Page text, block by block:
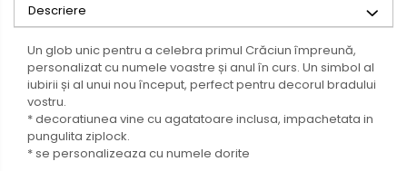
Descriere
Un glob unic pentru a celebra primul Crăciun împreună,
personalizat cu numele voastre și anul în curs. Un simbol al
iubirii și al unui nou început, perfect pentru decorul bradului
vostru.
* decoratiunea vine cu agatatoare inclusa, impachetata in
pungulita ziplock.
* se personalizeaza cu numele dorite